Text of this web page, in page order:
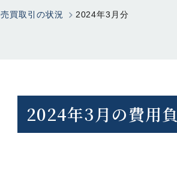
売買取引の状況 2024年3月分
2024年3月の費用